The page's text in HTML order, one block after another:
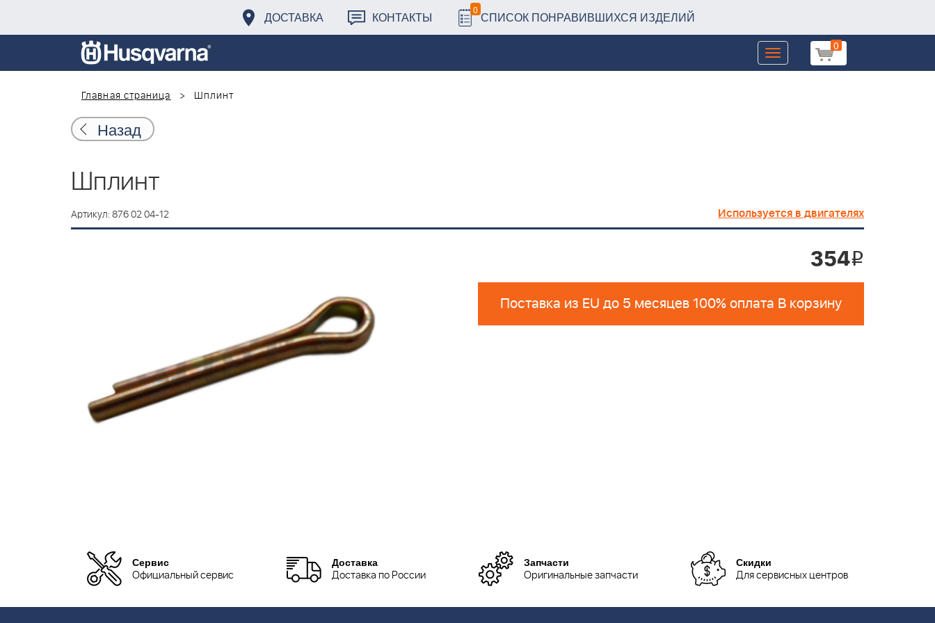
ДОСТАВКА КОНТАКТЫ 0 СПИСОК ПОНРАВИВШИХСЯ ИЗДЕЛИЙ
0
Toggle
navigation
Главная страница
Шплинт
Назад
Шплинт
Артикул: 876 02 04-12 Используется в двигателях
354i
Поставка из EU до 5 месяцев 100% оплата В корзину
Сервис
Официальный сервис
Доставка
Доставка по России
Запчасти
Оригинальные запчасти
Скидки
Для сервисных центров